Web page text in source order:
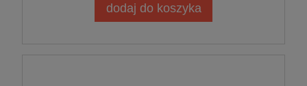
dodaj do koszyka